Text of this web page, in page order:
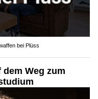
bei Plüss
Weg zum